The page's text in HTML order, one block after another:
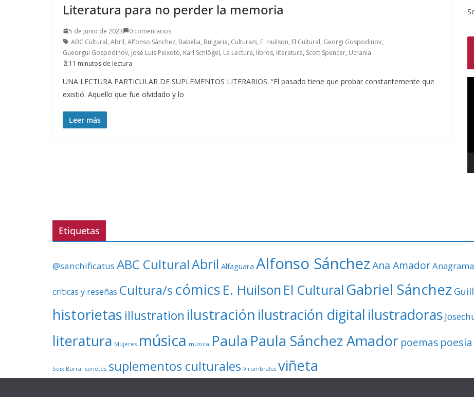
Literatura para no perder la memoria
5 de junio de 2023
0 comentarios
ABC Cultural, Abril, Alfonso Sánchez, Babelia, Bulgaria, Cultura/s, E. Huilson, El Cultural, Georgi Gospodinov,
Gueorgui Gospodinov, José Luis Peixoto, Karl Schlögel, La Lectura, libros, literatura, Scott Spencer, Ucrania
11 minutos de lectura
UNA LECTURA PARTICULAR DE SUPLEMENTOS LITERARIOS. “El pasado tiene que probar constantemente que
existió. Aquello que fue olvidado y lo
Leer más
c
í
e
Etiquetas
@sanchificatus ABC CulturalAbril Alfaguara Alfonso SánchezAna AmadorAnagrama
críticas y reseñas Cultura/s cómics E. Huilson El Cultural Gabriel Sánchez
historietas illustration ilustración ilustración digital ilustradoras
literatura Mujeres música música Paula Paula Sánchez Amador poemas poesía
Seix Barral sonetos suplementos culturales Virumbrales viñeta